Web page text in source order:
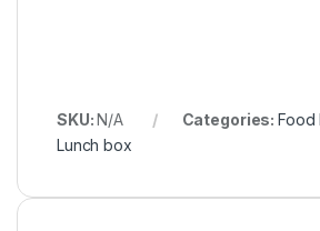
SKU:N/A Categories: Food
Lunch box